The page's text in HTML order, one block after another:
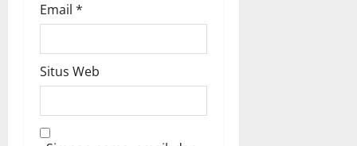
Email *
Situs Web